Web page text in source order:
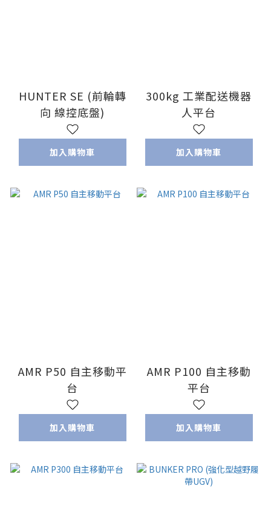
HUNTER SE (前輪轉
向 線控底盤)
加入購物車
300kg 工業配送機器
人平台
加入購物車
AMR P50 自主移動平
台
加入購物車
AMR P100 自主移動
平台
加入購物車